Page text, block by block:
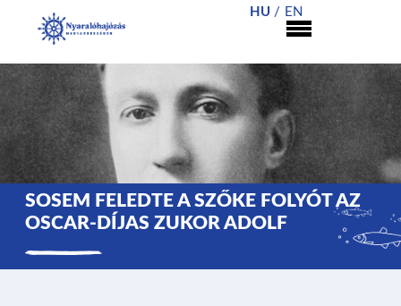
HU EN
SOSEM FELEDTE A SZŐKE FOLYÓT AZ
OSCAR-DÍJAS ZUKOR ADOLF